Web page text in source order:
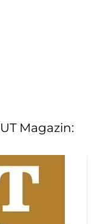
Magazin: